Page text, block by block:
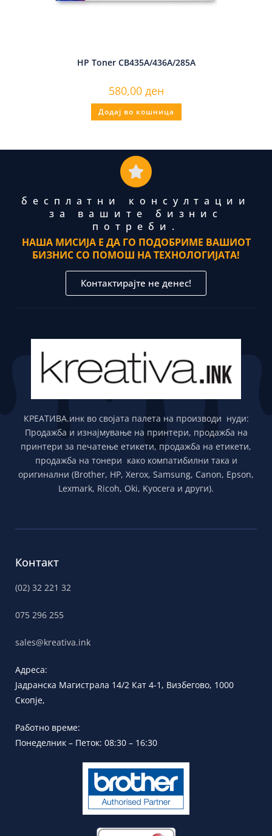
HP Toner CB435A/436A/285A
580,00 ден
Додај во кошница
бесплатни консултации
за вашите бизнис
потреби.
НАША МИСИЈА Е ДА ГО ПОДОБРИМЕ ВАШИОТ
БИЗНИС СО ПОМОШ НА ТЕХНОЛОГИЈАТА!
Контактирајте не денес!
КРЕАТИВА.инк во својата палета на производи нуди:
Продажба и изнајмување на принтери, продажба на
принтери за печатење етикети, продажба на етикети,
продажба на тонери како компатибилни така и
оригинални (Brother, HP, Xerox, Samsung, Canon, Epson,
Lexmark, Ricoh, Oki, Kyocera и други).
Контакт
(02) 32 221 32
075 296 255
sales@kreativa.ink
Адреса:
Јадранска Магистрала 14/2 Кат 4-1, Визбегово, 1000
Скопје,
Работно време:
Понеделник – Петок: 08:30 – 16:30